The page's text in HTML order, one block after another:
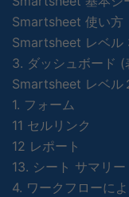
Smartsheet 使い方
Smartsheet レベル
3. ダッシュボード (
Smartsheet レベル
1. フォーム
11 セルリンク
12 レポート
13. シート サマリー
4. ワークフローに